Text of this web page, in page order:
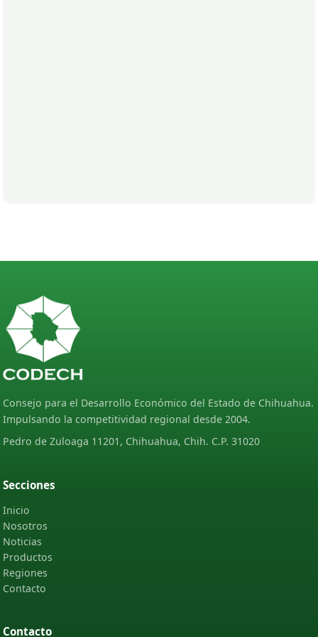
Consejo para el Desarrollo Económico del Estado de Chihuahua.
Impulsando la competitividad regional desde 2004.
Pedro de Zuloaga 11201, Chihuahua, Chih. C.P. 31020
Secciones
Inicio
Nosotros
Noticias
Productos
Regiones
Contacto
Contacto